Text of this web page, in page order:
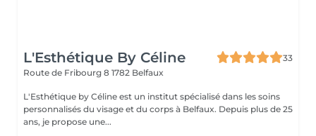
L'Esthétique By Céline
33
Route de Fribourg 8 1782 Belfaux
L'Esthétique by Céline est un institut spécialisé dans les soins
personnalisés du visage et du corps à Belfaux. Depuis plus de 25
ans, je propose une...